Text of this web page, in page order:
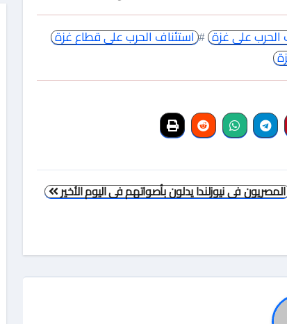
الحرب على غزة # استئناف الحرب على قطاع غزة
المصريون فى نيوزلندا يدلون بأصواتهم فى اليوم الأخير